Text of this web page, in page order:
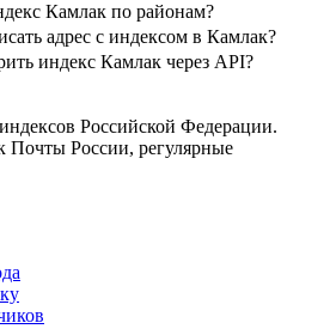
Камлак по районам?
адрес с индексом в Камлак?
индекс Камлак через API?
Российской Федерации.
Почты России, регулярные